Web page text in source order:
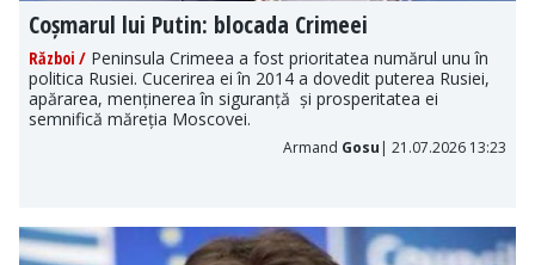
Coșmarul lui Putin: blocada Crimeei
Război / Peninsula Crimeea a fost prioritatea numărul unu în
politica Rusiei. Cucerirea ei în 2014 a dovedit puterea Rusiei,
apărarea, menținerea în siguranță și prosperitatea ei
semnifică măreția Moscovei.
Armand Gosu | 21.07.2026 13:23